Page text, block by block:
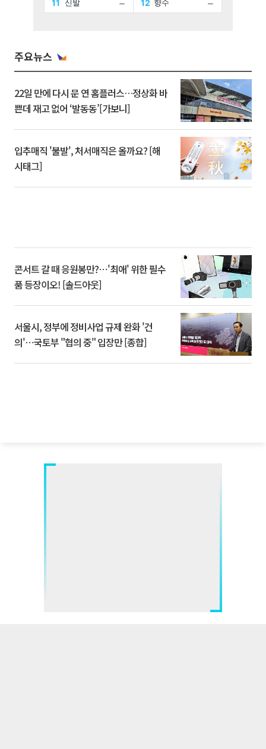
주요뉴스
22일 만에 다시 문 연 홈플러스…정상화 바
쁜데 재고 없어 ‘발동동’[가보니]
입추매직 '불발', 처서매직은 올까요? [해
시태그]
콘서트 갈 때 응원봉만?⋯'최애' 위한 필수
품 등장이오! [솔드아웃]
서울시, 정부에 정비사업 규제 완화 '건
의'⋯국토부 "협의 중" 입장만 [종합]